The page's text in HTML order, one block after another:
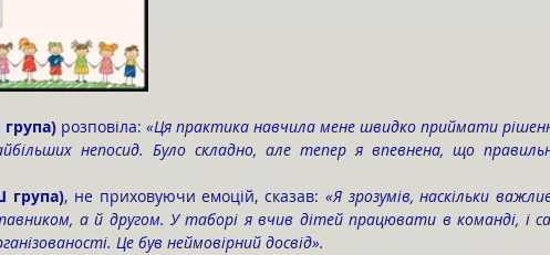
розповіла: «Ця практика навчила мене швидко приймати
непосид. Було складно, але тепер я впевнена, що
група), не приховуючи емоцій, сказав: «Я зрозумів, наскільки
а й другом. У таборі я вчив дітей працювати в команді, і
Це був неймовірний досвід».